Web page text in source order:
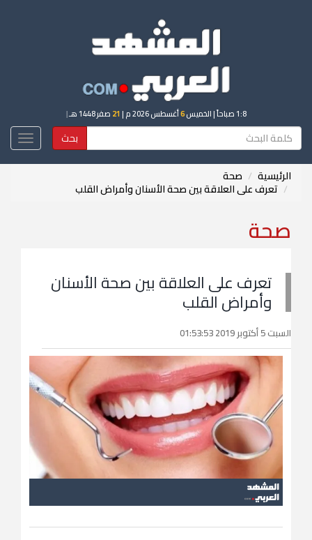
1:8 صباحاً | الخميس6أغسطس 2026 م | 21 صفر 1448 هـ |
بحث
الرئيسية صحة
تعرف على العلاقة بين صحة الأسنان وأمراض القلب
صحة
تعرف على العلاقة بين صحة الأسنان
وأمراض القلب
السبت 5 أكتوبر 2019 01:53:53